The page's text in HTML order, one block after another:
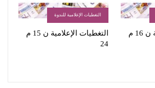
التغطيات الإعلامية ن 16 م
التغطيات الإعلامية للندوة
التغطيات الإعلامية ن 15 م
24